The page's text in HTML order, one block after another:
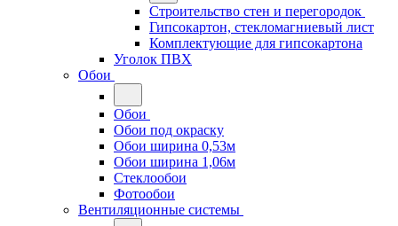
Строительство стен и перегородок
Гипсокартон, стекломагниевый лист
Комплектующие для гипсокартона
Уголок ПВХ
Обои
Обои
Обои под окраску
Обои ширина 0,53м
Обои ширина 1,06м
Стеклообои
Фотообои
Вентиляционные системы